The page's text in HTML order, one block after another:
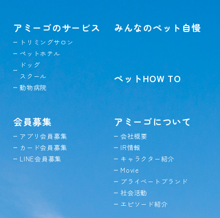
アミーゴのサービス
トリミングサロン
ペットホテル
ドッグ
スクール
動物病院
みんなのペット自慢
ペットHOW TO
会員募集
アプリ会員募集
カード会員募集
LINE会員募集
アミーゴについて
会社概要
IR情報
キャラクター紹介
Movie
プライベートブランド
社会活動
エピソード紹介